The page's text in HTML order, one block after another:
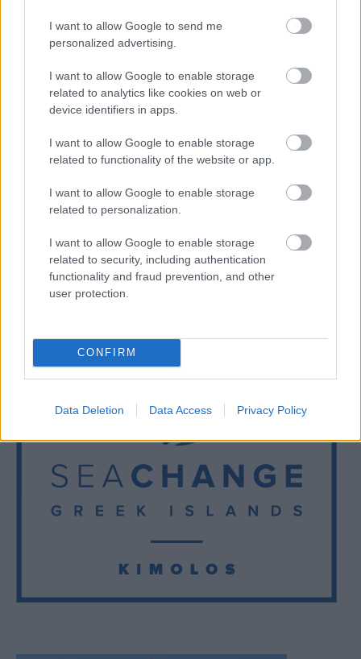
I want to allow Google to send me
personalized advertising.
I want to allow Google to enable storage
related to analytics like cookies on web or
device identifiers in apps.
I want to allow Google to enable storage
related to functionality of the website or app.
I want to allow Google to enable storage
related to personalization.
I want to allow Google to enable storage
related to security, including authentication
functionality and fraud prevention, and other
user protection.
CONFIRM
Data Deletion Data Access Privacy Policy